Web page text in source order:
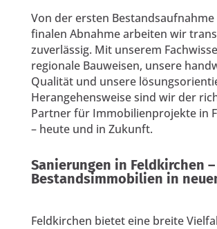
Von der ersten
finalen Abnahme arbeiten wir
zuverlässig. Mit unserem
regionale Bauweisen, unsere
Qualität und unsere
Herangehensweise sind wir der
Partner für Immobilienprojekte in
– heute und in Zukunft.
Sanierungen in Feldkirchen –
Bestandsimmobilien in
Feldkirchen bietet eine breite